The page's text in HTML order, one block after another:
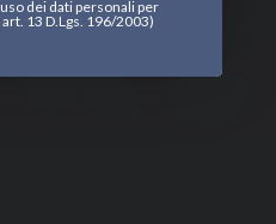
dei dati personali per
13 D.Lgs. 196/2003)